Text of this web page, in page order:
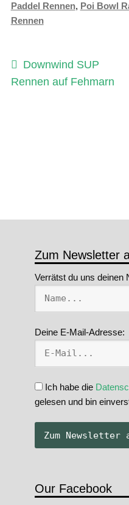
Zum Newsletter
Verrätst du uns deinen
Deine E-Mail-Adresse:
Ich habe die
gelesen und bin
Our Facebook
Paddel Rennen, Poi Bowl
Rennen
Vorheriger
Beitrag:
Downwind SUP
Rennen auf Fehmarn